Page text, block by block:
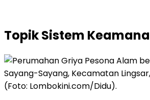
TopikSistem